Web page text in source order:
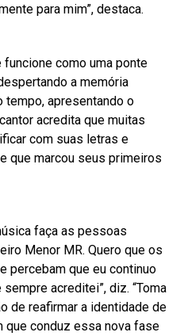
para mim”, destaca.
como uma ponte
a memória
apresentando o
acredita que muitas
com suas letras e
que marcou seus primeiros
faça as pessoas
Menor MR. Quero que os
percebam que eu continuo
acreditei”, diz. “Toma
de reafirmar a identidade de
que conduz essa nova fase